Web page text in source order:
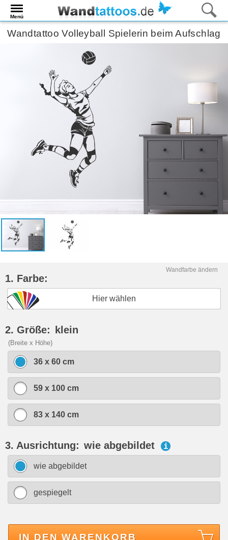
Menü
Wandtattoo Volleyball Spielerin beim Aufschlag
Wandfarbe ändern
1. Farbe:
Hier wählen
2. Größe: klein
(Breite x Höhe)
36 x 60 cm
59 x 100 cm
83 x 140 cm
3. Ausrichtung: wie abgebildet i
wie abgebildet
gespiegelt
IN DEN WARENKORB